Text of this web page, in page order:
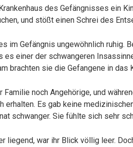
des Gefängnisses ein
und stößt einen Schrei des
im Gefängnis ungewöhnlich ruhig.
es einer der schwangeren
brachten sie die Gefangene in das
Familie noch Angehörige, und
erhalten. Es gab keine
schwanger. Sie fühlte sich sehr
liegend, war ihr Blick völlig leer.